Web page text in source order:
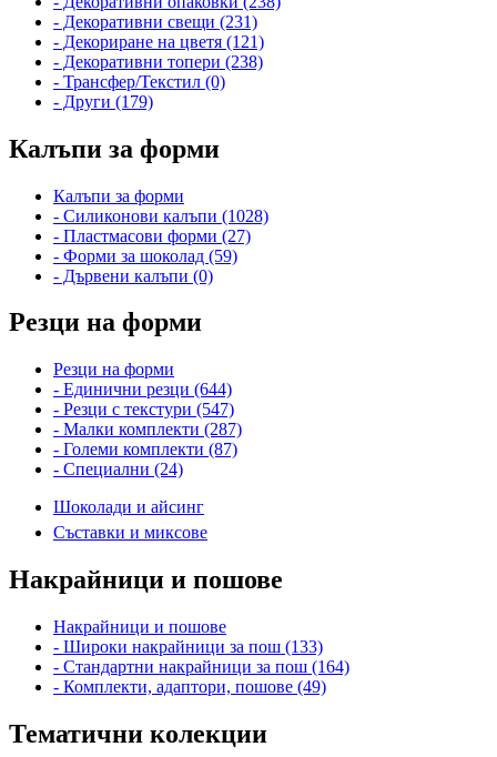
- Декоративни свещи (231)
- Декориране на цветя (121)
- Декоративни топери (238)
- Трансфер/Текстил (0)
- Други (179)
Калъпи за форми
Калъпи за форми
- Силиконови калъпи (1028)
- Пластмасови форми (27)
- Форми за шоколад (59)
- Дървени калъпи (0)
Резци на форми
Резци на форми
- Единични резци (644)
- Резци с текстури (547)
- Малки комплекти (287)
- Големи комплекти (87)
- Специални (24)
Шоколади и айсинг
Съставки и миксове
Накрайници и пошове
Накрайници и пошове
- Широки накрайници за пош (133)
- Стандартни накрайници за пош (164)
- Комплекти, адаптори, пошове (49)
Тематични колекции